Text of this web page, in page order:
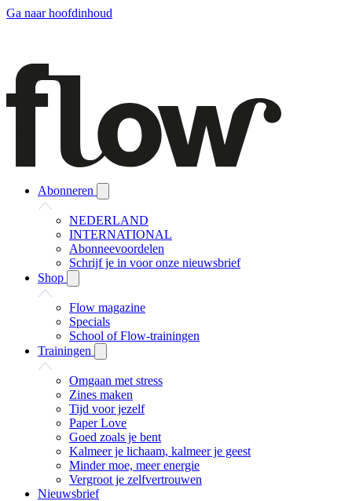
Ga naar hoofdinhoud
Abonneren
NEDERLAND
INTERNATIONAL
Abonneevoordelen
Schrijf je in voor onze nieuwsbrief
Shop
Flow magazine
Specials
School of Flow-trainingen
Trainingen
Omgaan met stress
Zines maken
Tijd voor jezelf
Paper Love
Goed zoals je bent
Kalmeer je lichaam, kalmeer je geest
Minder moe, meer energie
Vergroot je zelfvertrouwen
Nieuwsbrief